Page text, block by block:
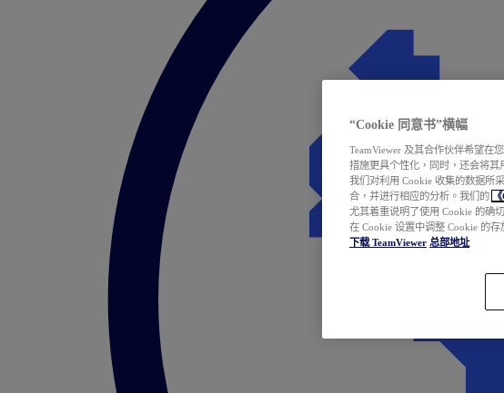
“Cookie 同意书”横幅
TeamViewer 及其合作伙伴希望在
措施更具个性化，同时，还会将其
我们对利用 Cookie 收集的数据所
合，并进行相应的分析。我们的
尤其着重说明了使用 Cookie 的确
在 Cookie 设置中调整 Cookie 的存
下载 TeamViewer 总部地址